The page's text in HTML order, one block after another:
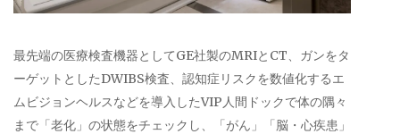
最先端の医療検査機器としてGE社製のMRIとCT、ガンをタ
ーゲットとしたDWIBS検査、認知症リスクを数値化するエ
ムビジョンヘルスなどを導入したVIP人間ドックで体の隅々
まで「老化」の状態をチェックし、「がん」「脳・心疾患」